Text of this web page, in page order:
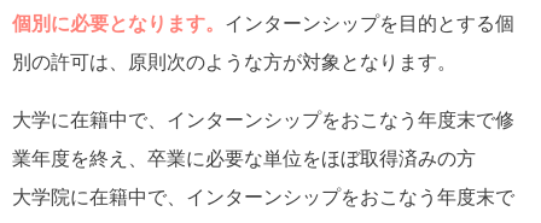
個別に必要となります。 インターンシップを目的とする個
別の許可は、原則次のような方が対象となります。
大学に在籍中で、インターンシップをおこなう年度末で修
業年度を終え、卒業に必要な単位をほぼ取得済みの方
大学院に在籍中で、インターンシップをおこなう年度末で